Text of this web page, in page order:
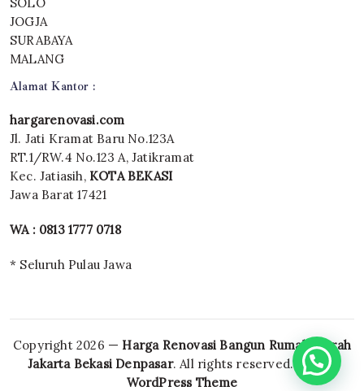
SOLO
JOGJA
SURABAYA
MALANG
Alamat Kantor :
hargarenovasi.com
Jl. Jati Kramat Baru No.123A
RT.1/RW.4 No.123 A, Jatikramat
Kec. Jatiasih, KOTA BEKASI
Jawa Barat 17421
WA : 0813 1777 0718
* Seluruh Pulau Jawa
Copyright 2026 — Harga Renovasi Bangun Rumah Murah
Jakarta Bekasi Denpasar. All rights reserved. Blogsy
WordPress Theme